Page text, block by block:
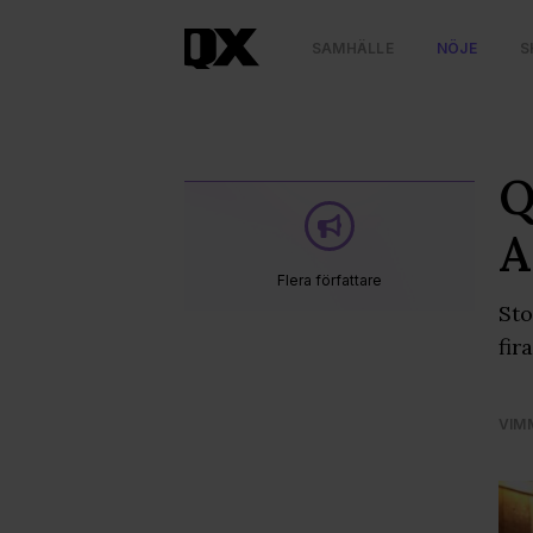
SAMHÄLLE NÖJE
Flera författare